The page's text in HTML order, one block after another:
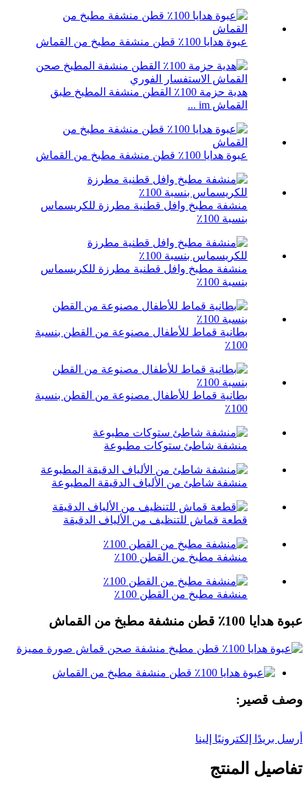
عبوة هدايا 100٪ قطن منشفة مطبخ من القماش
هدية حزمة 100٪ القطن منشفة المطبخ طبق
القماش im ...
عبوة هدايا 100٪ قطن منشفة مطبخ من القماش
منشفة مطبخ وافل قطنية مطرزة للكريسماس
بنسبة 100٪
منشفة مطبخ وافل قطنية مطرزة للكريسماس
بنسبة 100٪
بطانية قماط للأطفال مصنوعة من القطن بنسبة
100٪
بطانية قماط للأطفال مصنوعة من القطن بنسبة
100٪
منشفة شاطئ ستوكات مطبوعة
منشفة شاطئ من الألياف الدقيقة المطبوعة
قطعة قماش للتنظيف من الألياف الدقيقة
منشفة مطبخ من القطن 100٪
منشفة مطبخ من القطن 100٪
عبوة هدايا 100٪ قطن منشفة مطبخ من القماش
وصف قصير:
أرسل بريدًا إلكترونيًا إلينا
تفاصيل المنتج